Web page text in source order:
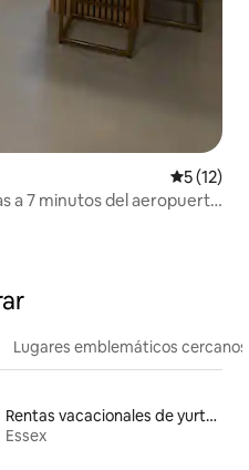
5 (12)
a 7 minutos del aeropuerto
Lugares emblemáticos cercanos
Rentas vacacionales de yurtas con jacuzzi
Essex